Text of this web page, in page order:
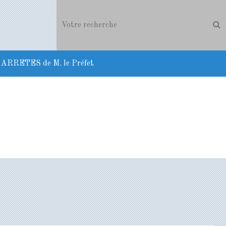
ARRETES de M. le Préfet